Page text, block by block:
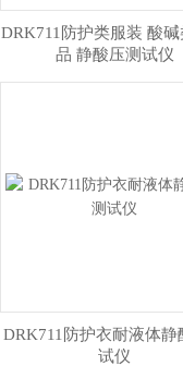
DRK711防护类服装 酸
品 静酸压测试仪
DRK711防护衣耐液体静
试仪